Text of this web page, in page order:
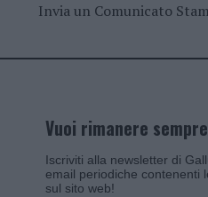
Invia un Comunicato
Vuoi rimanere
Iscriviti alla newsletter di
email periodiche contenenti
sul sito web!